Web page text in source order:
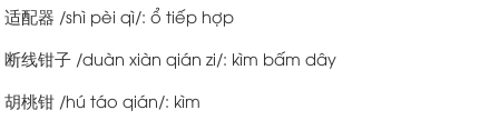
适配器 /shì pèi qì/: ổ tiếp hợp
断线钳子 /duàn xiàn qián zi/: kìm bấm dây
胡桃钳 /hú táo qián/: kìm